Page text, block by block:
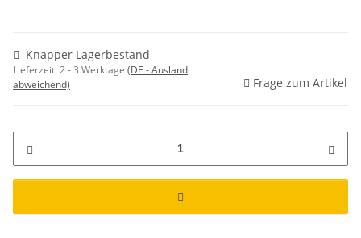
Knapper Lagerbestand
Lieferzeit:2 - 3 Werktage (DE - Ausland
abweichend)
Frage zum Artikel